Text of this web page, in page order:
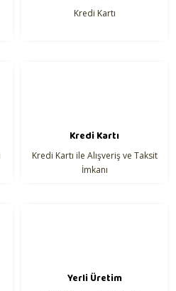
Kredi Kartı
Kredi Kartı
Kredi Kartı ile Alışveriş ve Taksit
İmkanı
Yerli Üretim